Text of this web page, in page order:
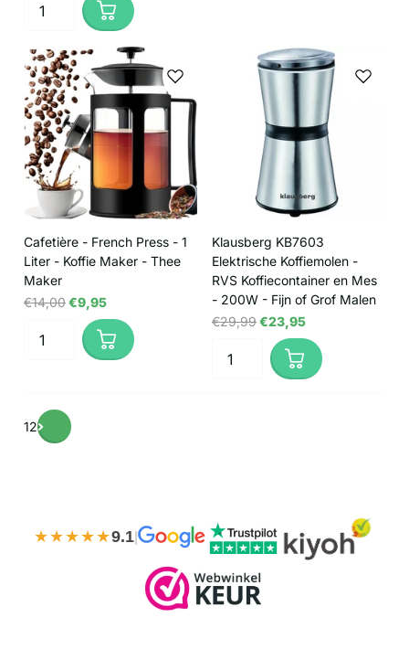
Cafetière - French Press - 1
Liter - Koffie Maker - Thee
Maker
€14,00€9,95
Klausberg KB7603
Elektrische Koffiemolen -
RVS Koffiecontainer en Mes
- 200W - Fijn of Grof Malen
€29,99€23,95
12
★★★★★9.1 |